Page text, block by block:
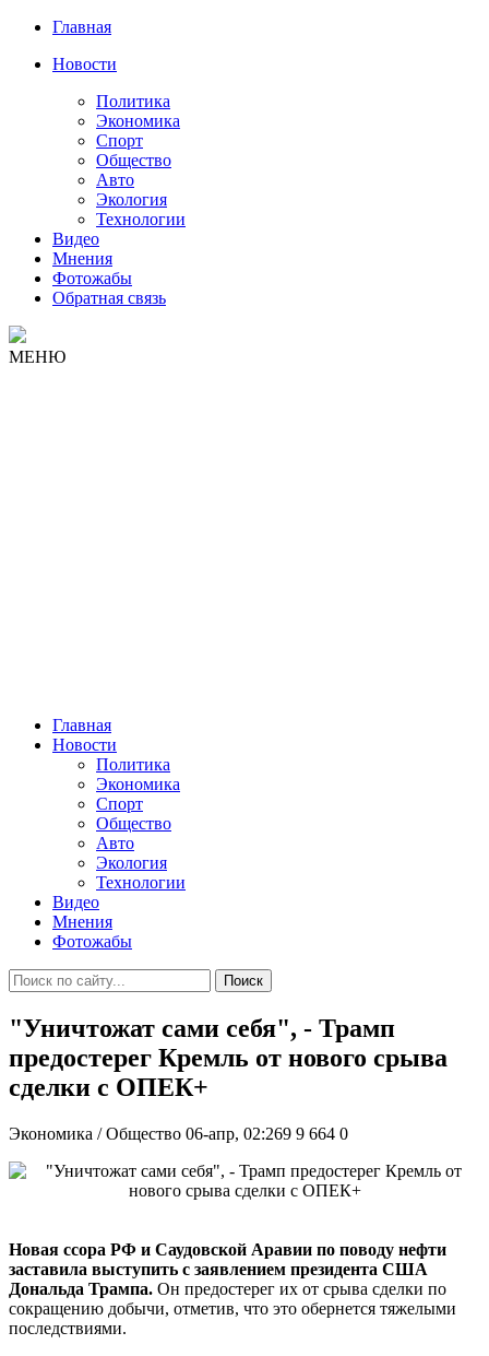
Главная
Новости
Политика
Экономика
Спорт
Общество
Авто
Экология
Технологии
Видео
Мнения
Фотожабы
Обратная связь
МЕНЮ
Главная
Новости
Политика
Экономика
Спорт
Общество
Авто
Экология
Технологии
Видео
Мнения
Фотожабы
Поиск
"Уничтожат сами себя", - Трамп
предостерег Кремль от нового срыва
сделки с ОПЕК+
Экономика / Общество 06-апр, 02:269 9 664 0
Новая ссора РФ и Саудовской Аравии по поводу нефти
заставила выступить с заявлением президента США
Дональда Трампа. Он предостерег их от срыва сделки по
сокращению добычи, отметив, что это обернется тяжелыми
последствиями.